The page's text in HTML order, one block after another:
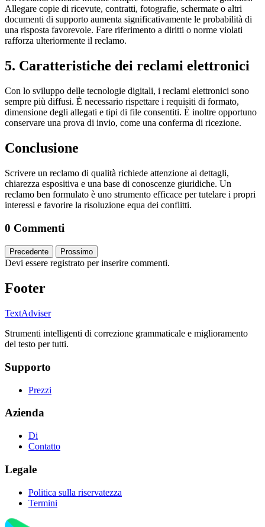
Allegare copie di ricevute, contratti, fotografie, schermate o altri
documenti di supporto aumenta significativamente le probabilità di
una risposta favorevole. Fare riferimento a diritti o norme violati
rafforza ulteriormente il reclamo.
5. Caratteristiche dei reclami elettronici
Con lo sviluppo delle tecnologie digitali, i reclami elettronici sono
sempre più diffusi. È necessario rispettare i requisiti di formato,
dimensione degli allegati e tipi di file consentiti. È inoltre opportuno
conservare una prova di invio, come una conferma di ricezione.
Conclusione
Scrivere un reclamo di qualità richiede attenzione ai dettagli,
chiarezza espositiva e una base di conoscenze giuridiche. Un
reclamo ben formulato è uno strumento efficace per tutelare i propri
interessi e favorire la risoluzione equa dei conflitti.
0 Commenti
Precedente Prossimo
Devi essere registrato per inserire commenti.
Footer
TextAdviser
Strumenti intelligenti di correzione grammaticale e miglioramento
del testo per tutti.
Supporto
Prezzi
Azienda
Di
Contatto
Legale
Politica sulla riservatezza
Termini